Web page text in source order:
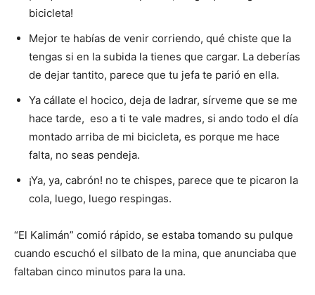
bicicleta!
Mejor te habías de venir corriendo, qué chiste que la
tengas si en la subida la tienes que cargar. La deberías
de dejar tantito, parece que tu jefa te parió en ella.
Ya cállate el hocico, deja de ladrar, sírveme que se me
hace tarde, eso a ti te vale madres, si ando todo el día
montado arriba de mi bicicleta, es porque me hace
falta, no seas pendeja.
¡Ya, ya, cabrón! no te chispes, parece que te picaron la
cola, luego, luego respingas.
“El Kalimán” comió rápido, se estaba tomando su pulque
cuando escuchó el silbato de la mina, que anunciaba que
faltaban cinco minutos para la una.